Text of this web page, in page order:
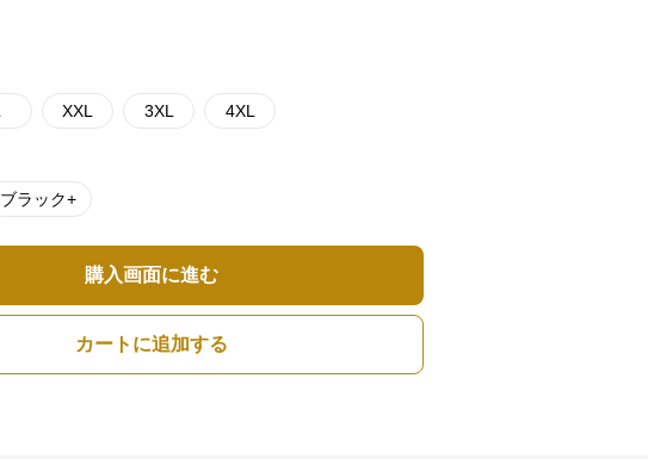
XXL 3XL 4XL
ブラック+
購入画面に進む
カートに追加する